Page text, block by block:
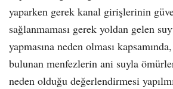
yaparken gerek kanal girişlerinin
sağlanmaması gerek yoldan gelen
yapmasına neden olması
bulunan menfezlerin ani suyla
neden olduğu değerlendirmesi